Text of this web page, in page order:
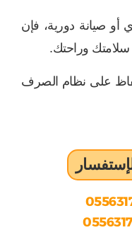
صيانة دورية، فإن
وراحتك.
على نظام الصرف